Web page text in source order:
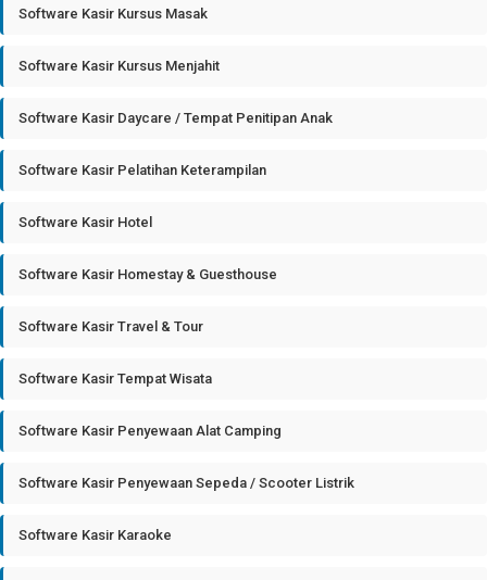
Software Kasir Kursus Masak
Software Kasir Kursus Menjahit
Software Kasir Daycare / Tempat Penitipan Anak
Software Kasir Pelatihan Keterampilan
Software Kasir Hotel
Software Kasir Homestay & Guesthouse
Software Kasir Travel & Tour
Software Kasir Tempat Wisata
Software Kasir Penyewaan Alat Camping
Software Kasir Penyewaan Sepeda / Scooter Listrik
Software Kasir Karaoke